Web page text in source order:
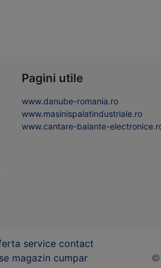
Pagini utile
www.danube-romania.ro
www.masinispalatindustriale.ro
www.cantare-balante-
©